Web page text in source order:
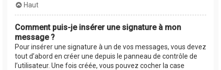
Haut
Comment puis-je insérer une signature à mon
message ?
Pour insérer une signature à un de vos messages, vous devez
tout d’abord en créer une depuis le panneau de contrôle de
l’utilisateur. Une fois créée, vous pouvez cocher la case